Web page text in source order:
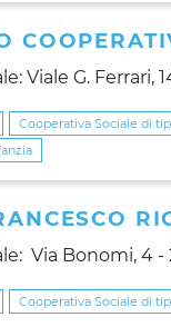
Viale G. Ferrari,
Cooperativa Sociale di
Via Bonomi, 4 -
Cooperativa Sociale di